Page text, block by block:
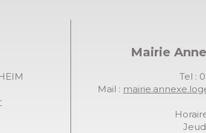
Mairie
Tel :
Mail :